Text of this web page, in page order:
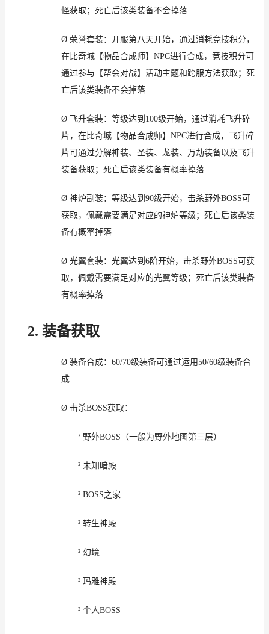
怪获取；死亡后该类装备不会掉落
Ø 荣誉套装： 开服第八天开始， 通过消耗竞技积分，
在比奇城 【物品合成师】 NPC进行合成，竞技积分可
通过参与 【帮会对战】 活动主题和 跨服方法获取；死
亡后该类装备不会掉落
Ø 飞升套装： 等级达到 100级开始， 通过消耗 飞升碎
片，在比奇城 【物品合成师】 NPC进行合成，飞升碎
片可通过分解神装、圣装、龙装、万劫装备以及飞升
装备获取 ；死亡后该类装备有概率掉落
Ø 神炉副装：等级达到 90级开始， 击杀野外BOSS 可
获取， 佩戴需要满足对应的神炉等级；死亡后该类装
备有概率掉落
Ø 光翼套装：光翼达到 6阶开始， 击杀野外BOSS 可获
取， 佩戴需要满足对应的光翼等级；死亡后该类装备
有概率掉落
2. 装备获取
Ø 装备合成： 60/70级装备可通过运用50/60级装备合
成
Ø 击杀BOSS获取 ：
² 野外BOSS （一般为野外地图第三层）
² 未知暗殿
² BOSS之家
² 转生神殿
² 幻境
² 玛雅神殿
² 个人BOSS